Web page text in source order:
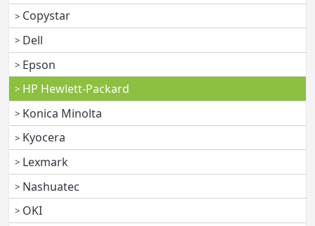
Copystar
Dell
Epson
HP Hewlett-Packard
Konica Minolta
Kyocera
Lexmark
Nashuatec
OKI